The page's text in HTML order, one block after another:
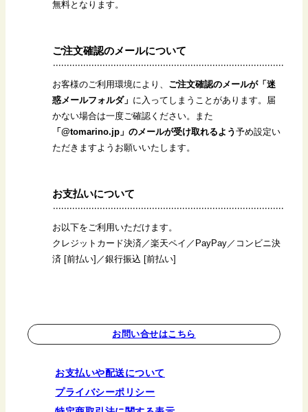
無料となります。
ご注文確認のメールについて
お客様のご利用環境により、 ご注文確認のメールが「迷
惑メールフォルダ」 に入ってしまうことがあります。届
かない場合は一度ご確認ください。また
「@tomarino.jp」のメールが受け取れるよう 予め設定い
ただきますようお願いいたします。
お支払いについて
お以下をご利用いただけます。
クレジットカード決済／楽天ペイ／PayPay／コンビニ決
済 [前払い]／銀行振込 [前払い]
お問い合せはこちら
お支払いや配送について
プライバシーポリシー